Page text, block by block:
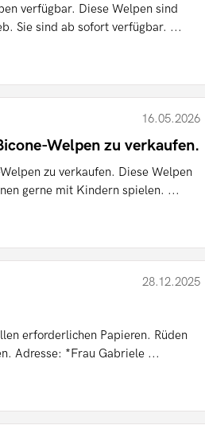
verfügbar. Diese Welpen sind
Sie sind ab sofort verfügbar. ...
16.05.2026
Welpen zu verkaufen.
zu verkaufen. Diese Welpen
gerne mit Kindern spielen. ...
28.12.2025
erforderlichen Papieren. Rüden
Adresse: *Frau Gabriele ...